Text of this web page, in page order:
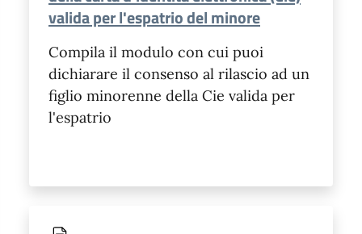
valida per l'espatrio del minore
Compila il modulo con cui puoi
dichiarare il consenso al rilascio ad un
figlio minorenne della Cie valida per
l'espatrio